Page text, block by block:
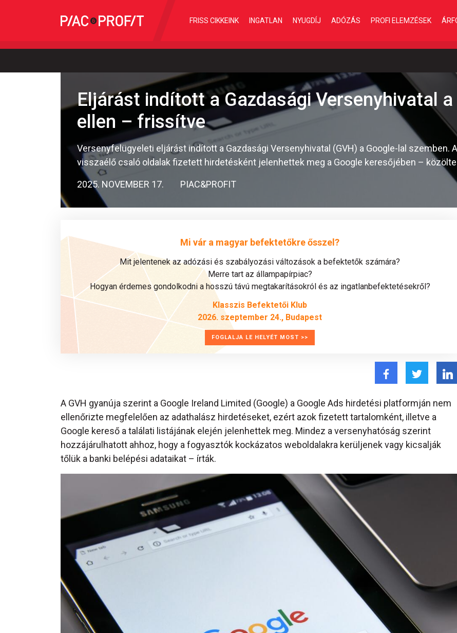
FRISS CIKKEINK INGATLAN NYUGDÍJ ADÓZÁS PROFI ELEMZÉSEK
Eljárást indított a Gazdasági Versenyhivatal a
ellen – frissítve
Versenyfelügyeleti eljárást indított a Gazdasági Versenyhivatal (GVH) a Google-lal szemben.
visszaélő csaló oldalak fizetett hirdetésként jelenhettek meg a Google keresőjében – közölte
2025. NOVEMBER 17. PIAC&PROFIT
Mi vár a magyar befektetőkre ősszel?
Mit jelentenek az adózási és szabályozási változások a befektetők számára?
Merre tart az állampapírpiac?
Hogyan érdemes gondolkodni a hosszú távú megtakarításokról és az ingatlanbefektetésekről?
Klasszis Befektetői Klub
2026. szeptember 24., Budapest
FOGLALJA LE HELYÉT MOST >>
A GVH gyanúja szerint a Google Ireland Limited (Google) a Google Ads hirdetési platformján nem
ellenőrizte megfelelően az adathalász hirdetéseket, ezért azok fizetett tartalomként, illetve a
Google kereső a találati listájának elején jelenhettek meg. Mindez a versenyhatóság szerint
hozzájárulhatott ahhoz, hogy a fogyasztók kockázatos weboldalakra kerüljenek vagy kicsalják
tőlük a banki belépési adataikat – írták.